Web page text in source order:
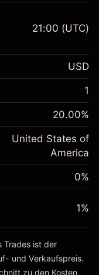
$1,000.00
-0.021568
%
-0.000654
%
(-$0.03)
21:00 (UTC)
USD
1
20.00%
United States of
America
0%
1%
Trades ist der
und Verkaufspreis.
zu den Kosten